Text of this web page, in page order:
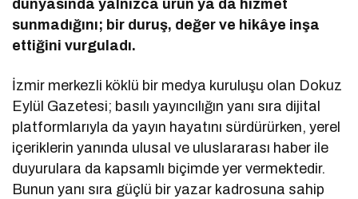
dünyasında yalnızca ürün ya da hizmet
sunmadığını; bir duruş, değer ve hikâye inşa
ettiğini vurguladı.
İzmir merkezli köklü bir medya kuruluşu olan Dokuz
Eylül Gazetesi; basılı yayıncılığın yanı sıra dijital
platformlarıyla da yayın hayatını sürdürürken, yerel
içeriklerin yanında ulusal ve uluslararası haber ile
duyurulara da kapsamlı biçimde yer vermektedir.
Bunun yanı sıra güçlü bir yazar kadrosuna sahip